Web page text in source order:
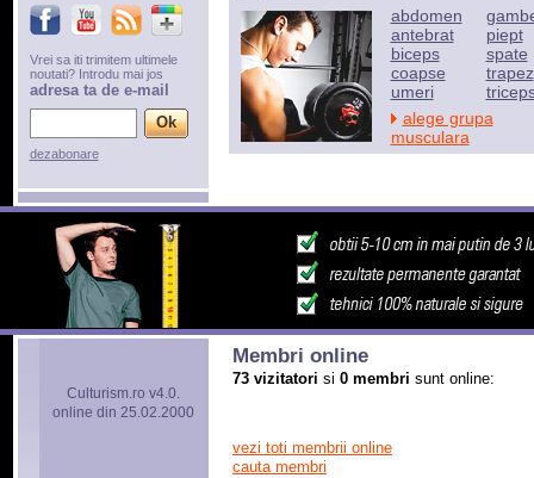
abdomen
antebrat
biceps
coapse
umeri
piept
spate
trapez
alege grupa
musculara
Vrei sa iti trimitem ultimele
noutati? Introdu mai jos
adresa ta de e-mail
dezabonare
Culturism.ro v4.0.
online din 25.02.2000
Membri online
73 vizitatori si 0 membri sunt online:
vezi toti membrii online
cauta membri